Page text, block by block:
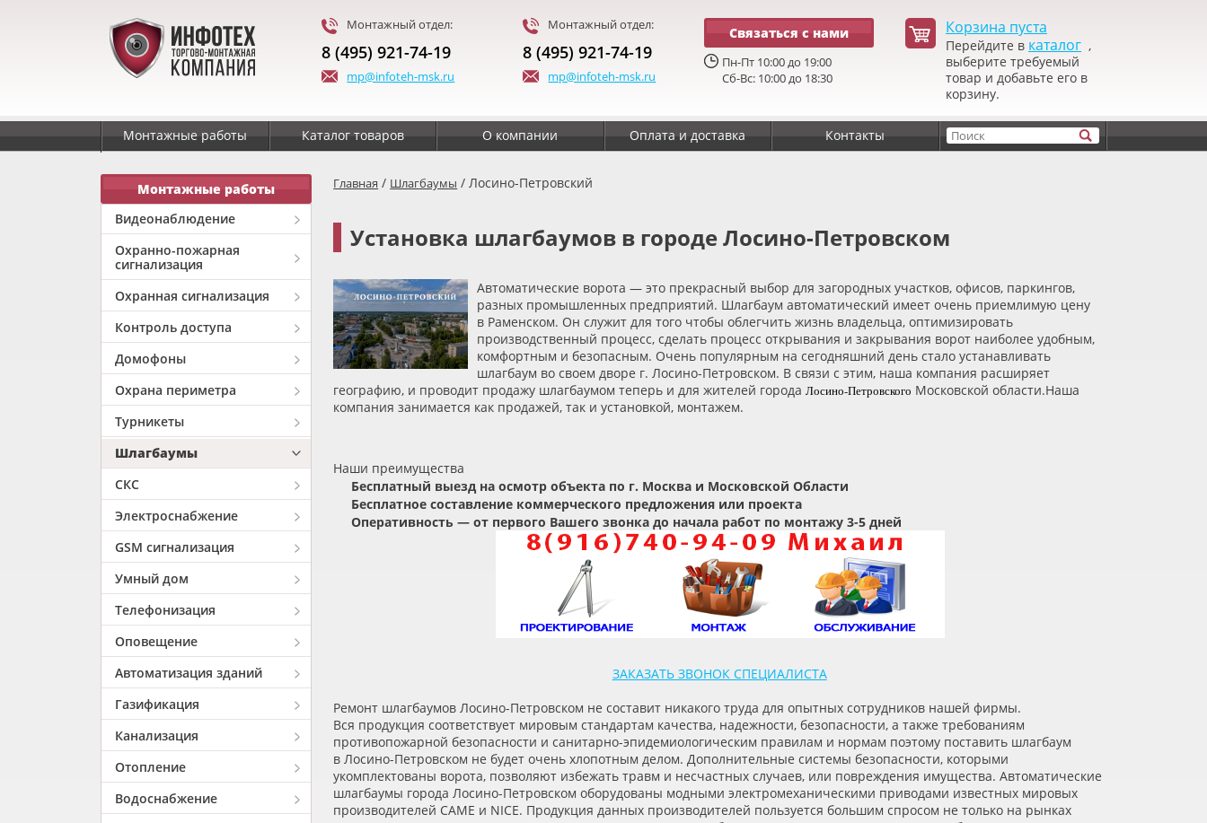
Монтажный отдел:
8 (495) 921-74-19
mp@infoteh-msk.ru
Монтажный отдел:
8 (495) 921-74-19
mp@infoteh-msk.ru
Связаться с нами
Пн-Пт 10:00 до 19:00
Сб-Вс: 10:00 до 18:30
Корзина пуста
Перейдите в каталог ,
выберите требуемый
товар и добавьте его в
корзину.
Монтажные работы Каталог товаров О компании Оплата и доставка Контакты
Монтажные работы
Видеонаблюдение
Охранно-пожарная
сигнализация
Охранная сигнализация
Контроль доступа
Домофоны
Охрана периметра
Турникеты
Шлагбаумы
СКС
Электроснабжение
GSM сигнализация
Умный дом
Телефонизация
Оповещение
Автоматизация зданий
Газификация
Канализация
Отопление
Водоснабжение
Главная / Шлагбаумы / Лосино-Петровский
Установка шлагбаумов в городе Лосино-Петровском
Автоматические ворота — это прекрасный выбор для загородных участков, офисов, паркингов,
разных промышленных предприятий. Шлагбаум автоматический имеет очень приемлимую цену
в Раменском. Он служит для того чтобы облегчить жизнь владельца, оптимизировать
производственный процесс, сделать процесс открывания и закрывания ворот наиболее удобным,
комфортным и безопасным. Очень популярным на сегодняшний день стало устанавливать
шлагбаум во своем дворе г. Лосино-Петровском. В связи с этим, наша компания расширяет
географию, и проводит продажу шлагбаумом теперь и для жителей городаЛосино-Петровского Московской области.Наша
компания занимается как продажей, так и установкой, монтажем.
Наши преимущества
Бесплатный выезд на осмотр объекта по г. Москва и Московской Области
Бесплатное составление коммерческого предложения или проекта
Оперативность — от первого Вашего звонка до начала работ по монтажу 3-5 дней
ЗАКАЗАТЬ ЗВОНОК СПЕЦИАЛИСТА
Ремонт шлагбаумов Лосино-Петровском не составит никакого труда для опытных сотрудников нашей фирмы.
Вся продукция соответствует мировым стандартам качества, надежности, безопасности, а также требованиям
противопожарной безопасности и санитарно-эпидемиологическим правилам и нормам поэтому поставить шлагбаум
в Лосино-Петровском не будет очень хлопотным делом. Дополнительные системы безопасности, которыми
укомплектованы ворота, позволяют избежать травм и несчастных случаев, или повреждения имущества. Автоматические
шлагбаумы города Лосино-Петровском оборудованы модными электромеханическими приводами известных мировых
производителей CAME и NICE. Продукция данных производителей пользуется большим спросом не только на рынках